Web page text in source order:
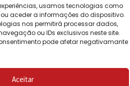
usamos tecnologias como
aceder a informações do dispositivo.
nos permitirá processar dados,
ou IDs exclusivos neste site.
pode afetar negativamante
Aceitar